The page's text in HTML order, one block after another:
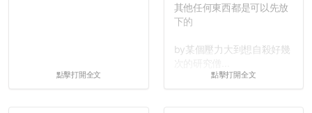
點擊打開全文
其他任何東西都是可以先放
下的
by某個壓力大到想自殺好幾
點擊打開全文